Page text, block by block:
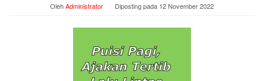
OlehAdministrator Diposting pada 12 November 2022